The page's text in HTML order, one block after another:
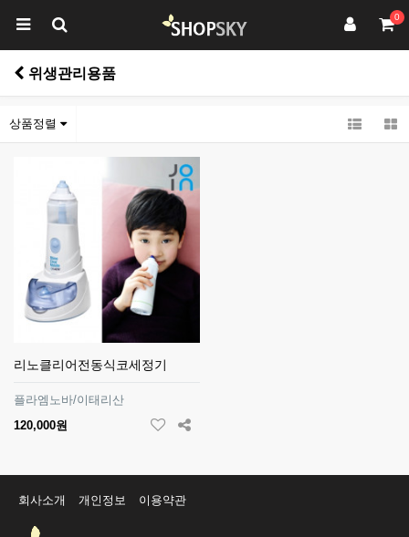
0
위생관리용품
상품정렬
리노클리어전동식코세정기
플라엠노바/이태리산
120,000원
회사소개 개인정보 이용약관